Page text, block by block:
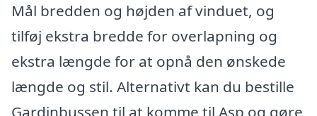
Mål bredden og højden af vinduet, og
tilføj ekstra bredde for overlapning og
ekstra længde for at opnå den ønskede
længde og stil. Alternativt kan du bestille
Gardinbussen til at komme til Asp og gøre